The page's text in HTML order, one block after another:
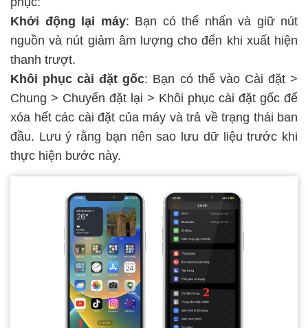
Khởi động lại máy: Bạn có thể nhấn và giữ nút
nguồn và nút giảm âm lượng cho đến khi xuất hiện
thanh trượt.
Khôi phục cài đặt gốc: Bạn có thể vào Cài đặt >
Chung > Chuyển đặt lại > Khôi phục cài đặt gốc để
xóa hết các cài đặt của máy và trả về trạng thái ban
đầu. Lưu ý rằng bạn nên sao lưu dữ liệu trước khi
thực hiện bước này.